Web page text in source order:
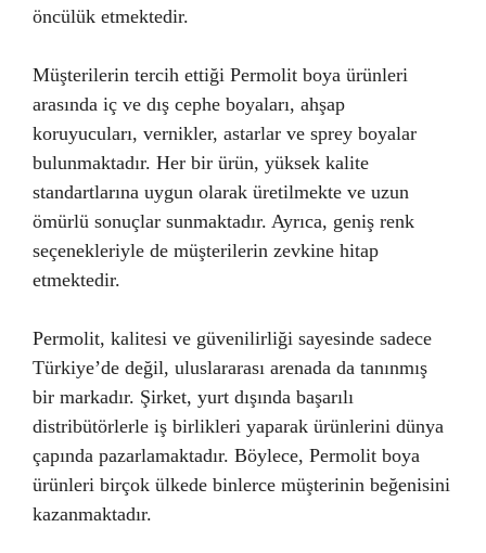
öncülük etmektedir.
Müşterilerin tercih ettiği Permolit boya ürünleri
arasında iç ve dış cephe boyaları, ahşap
koruyucuları, vernikler, astarlar ve sprey boyalar
bulunmaktadır. Her bir ürün, yüksek kalite
standartlarına uygun olarak üretilmekte ve uzun
ömürlü sonuçlar sunmaktadır. Ayrıca, geniş renk
seçenekleriyle de müşterilerin zevkine hitap
etmektedir.
Permolit, kalitesi ve güvenilirliği sayesinde sadece
Türkiye’de değil, uluslararası arenada da tanınmış
bir markadır. Şirket, yurt dışında başarılı
distribütörlerle iş birlikleri yaparak ürünlerini dünya
çapında pazarlamaktadır. Böylece, Permolit boya
ürünleri birçok ülkede binlerce müşterinin beğenisini
kazanmaktadır.